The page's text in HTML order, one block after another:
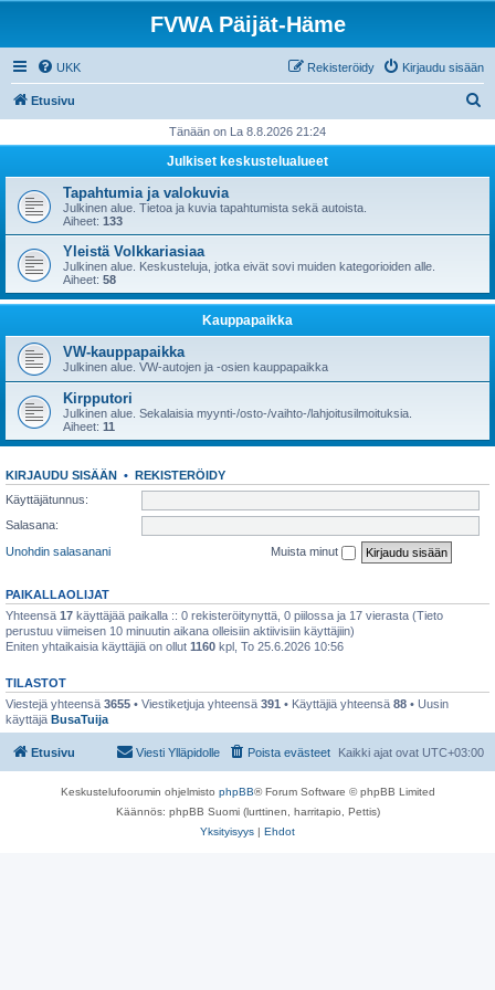
FVWA Päijät-Häme
UKK Kirjaudu sisään
Rekisteröidy
Etusivu
i
Tänään on La 8.8.2026 21:24
Julkiset keskustelualueet
Tapahtumia ja valokuvia
Julkinen alue. Tietoa ja kuvia tapahtumista sekä autoista.
Aiheet: 133
Yleistä Volkkariasiaa
Julkinen alue. Keskusteluja, jotka eivät sovi muiden kategorioiden alle.
Aiheet: 58
Kauppapaikka
VW-kauppapaikka
Julkinen alue. VW-autojen ja -osien kauppapaikka
Kirpputori
Julkinen alue. Sekalaisia myynti-/osto-/vaihto-/lahjoitusilmoituksia.
Aiheet: 11
KIRJAUDU SISÄÄN • REKISTERÖIDY
Käyttäjätunnus:
Salasana:
Unohdin salasanani
Muista minut
PAIKALLAOLIJAT
Yhteensä 17 käyttäjää paikalla :: 0 rekisteröitynyttä, 0 piilossa ja 17 vierasta (Tieto
perustuu viimeisen 10 minuutin aikana olleisiin aktiivisiin käyttäjiin)
Eniten yhtaikaisia käyttäjiä on ollut 1160 kpl, To 25.6.2026 10:56
TILASTOT
Viestejä yhteensä 3655 • Viestiketjuja yhteensä 391 • Käyttäjiä yhteensä 88 • Uusin
käyttäjä BusaTuija
Etusivu Kaikki ajat ovat UTC+03:00
Poista evästeet
Viesti Ylläpidolle
Keskustelufoorumin ohjelmisto phpBB® Forum Software © phpBB Limited
Käännös: phpBB Suomi (lurttinen, harritapio, Pettis)
Yksityisyys | Ehdot